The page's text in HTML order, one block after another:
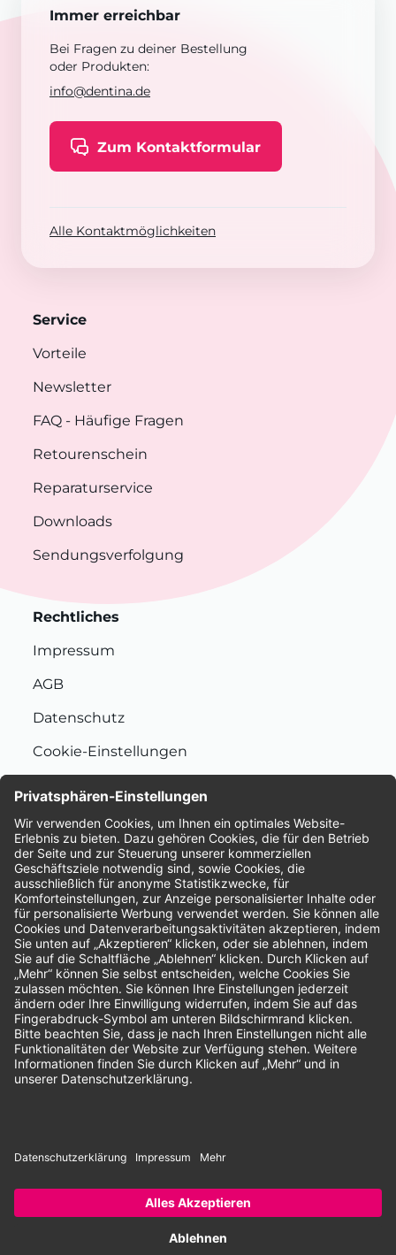
Immer erreichbar
Bei Fragen zu deiner Bestellung
oder Produkten:
info@dentina.de
Zum Kontaktformular
Alle Kontaktmöglichkeiten
Service
Vorteile
Newsletter
FAQ - Häufige Fragen
Retourenschein
Reparaturservice
Downloads
Sendungsverfolgung
Rechtliches
Impressum
AGB
Datenschutz
Cookie-Einstellungen
Bewertungen
Unsere Zahlungsarten:
Rechnung SEPA-Lastschrift Vorkasse